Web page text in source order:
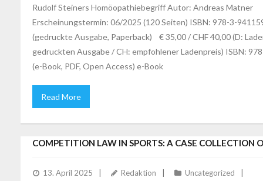
Rudolf Steiners Homöopathiebegriff Autor: Andreas Matner
Erscheinungstermin: 06/2025 (120 Seiten) ISBN: 978-3-
(gedruckte Ausgabe, Paperback) € 35,00 / CHF 40,00 (D:
gedruckten Ausgabe / CH: empfohlener Ladenpreis) ISBN:
(e-Book, PDF, Open Access) e-Book
Read More
COMPETITION LAW IN SPORTS: A CASE COLLECTION
13. April 2025 Redaktion
Uncategorized